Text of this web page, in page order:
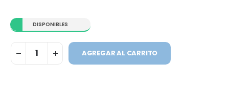
DISPONIBLES
AGREGAR AL CARRITO